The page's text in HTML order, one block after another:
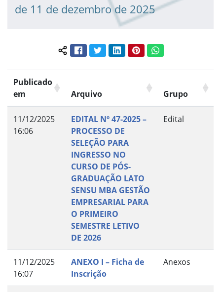
de 11 de dezembro de 2025
Compartilhar conteúdo:
FacebookTwitterLinkedInPinterestWhatsApp
Publicado
em
Arquivo Grupo
11/12/2025
16:06
EDITAL Nº 47-2025 –
PROCESSO DE
SELEÇÃO PARA
INGRESSO NO
CURSO DE PÓS-
GRADUAÇÃO LATO
SENSU MBA GESTÃO
EMPRESARIAL PARA
O PRIMEIRO
SEMESTRE LETIVO
DE 2026
Edital
11/12/2025
16:07
ANEXO I – Ficha de
Inscrição
Anexos